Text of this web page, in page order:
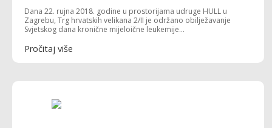
Dana 22. rujna 2018. godine u prostorijama udruge HULL u
Zagrebu, Trg hrvatskih velikana 2/II je održano obilježavanje
Svjetskog dana kronične mijeloične leukemije...
Pročitaj više